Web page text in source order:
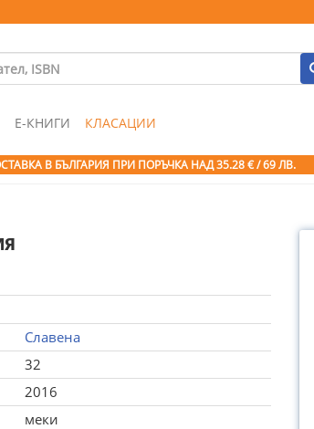
Е-КНИГИ КЛАСАЦИИ
В БЪЛГАРИЯ ПРИ ПОРЪЧКА НАД 35.28 € / 69 ЛВ.
Славена
32
2016
меки